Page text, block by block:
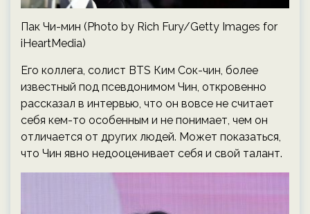
Пак Чи-мин (Photo by Rich Fury/Getty Images for
iHeartMedia)
Его коллега, солист BTS Ким Сок-чин, более
известный под псевдонимом Чин, откровенно
рассказал в интервью, что он вовсе не считает
себя кем-то особенным и не понимает, чем он
отличается от других людей. Может показаться,
что Чин явно недооценивает себя и свой талант.